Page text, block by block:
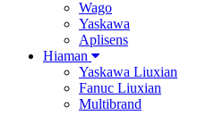
Wago
Yaskawa
Aplisens
Hiaman
Yaskawa Liuxian
Fanuc Liuxian
Multibrand